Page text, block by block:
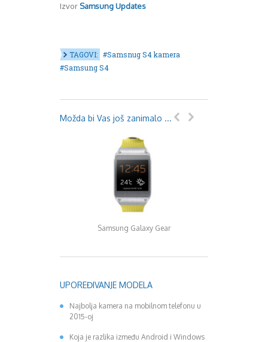
Oktobar 2018
Juli 2019
IzvorSamsung Updates
TAGOVI:
Samsnug S4 kamera
Samsung S4
Možda bi Vas još zanimalo ...
Samsung Galaxy Gear
UPOREĐIVANJE MODELA
Najbolja kamera na mobilnom telefonu u
2015-oj
Koja je razlika između Android i Windows